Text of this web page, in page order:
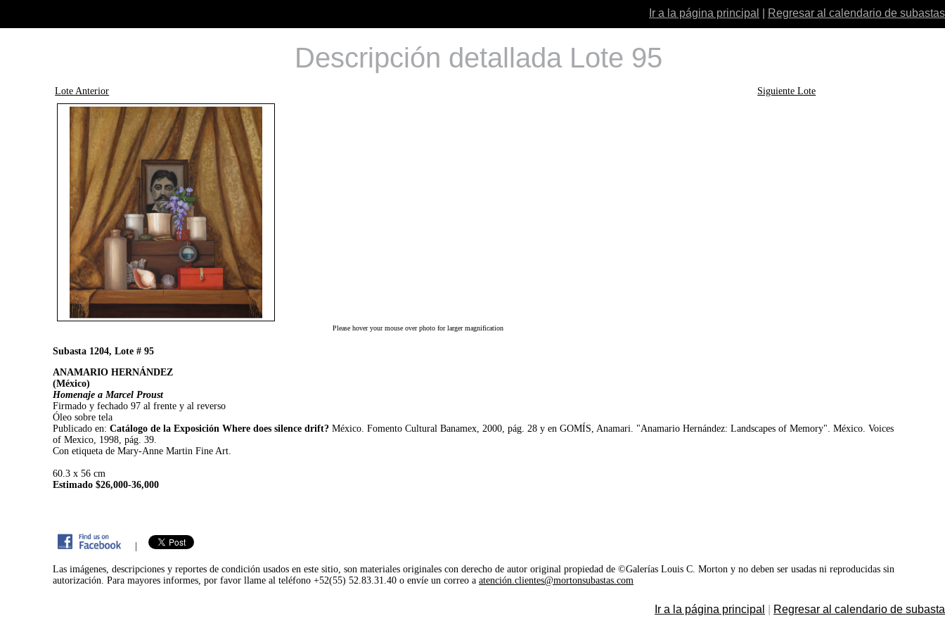
Ir a la página principal Regresar al calendario de subastas
Descripción detallada Lote 95
Lote Anterior Siguiente Lote
Please hover your mouse over photo for larger magnification
Subasta 1204, Lote # 95
ANAMARIO HERNÁNDEZ
(México)
Homenaje a Marcel Proust
Firmado y fechado 97 al frente y al reverso
Óleo sobre tela
Publicado en:Catálogo de la Exposición Where does silence drift? México. Fomento Cultural Banamex, 2000, pág. 28 y en GOMÍS, Anamari. "Anamario Hernández: Landscapes of Memory". México. Voices
of Mexico, 1998, pág. 39.
Con etiqueta de Mary-Anne Martin Fine Art.
60.3 x 56 cm
Estimado $26,000-36,000
|
Las imágenes, descripciones y reportes de condición usados en este sitio, son materiales originales con derecho de autor original propiedad de ©Galerías Louis C. Morton y no deben ser usadas ni reproducidas sin
autorización. Para mayores informes, por favor llame al teléfono +52(55) 52.83.31.40 o envíe un correo aatención.clientes@mortonsubastas.com
Ir a la página principal Regresar al calendario de